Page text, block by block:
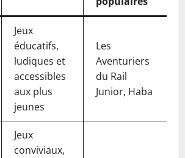
Jeux
éducatifs,
ludiques et
accessibles
aux plus
jeunes
Les
Aventuriers
du Rail
Junior, Haba
Jeux
conviviaux,